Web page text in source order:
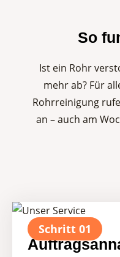
So
Ist ein Rohr
mehr ab? Für
Rohrreinigung
an – auch am
Schritt 01